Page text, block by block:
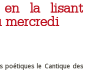
en la lisant
mercredi
poétiques le Cantique des